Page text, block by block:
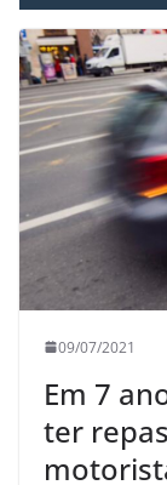
09/07/2021
Em 7
ter